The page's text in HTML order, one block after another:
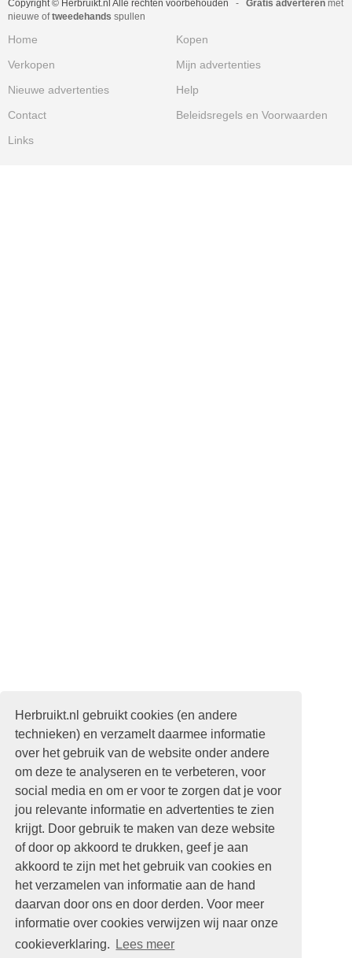
Herbruikt.nl gebruikt cookies (en andere
technieken) en verzamelt daarmee informatie
over het gebruik van de website onder andere
om deze te analyseren en te verbeteren, voor
social media en om er voor te zorgen dat je voor
jou relevante informatie en advertenties te zien
krijgt. Door gebruik te maken van deze website
of door op akkoord te drukken, geef je aan
akkoord te zijn met het gebruik van cookies en
het verzamelen van informatie aan de hand
daarvan door ons en door derden. Voor meer
informatie over cookies verwijzen wij naar onze
cookieverklaring.
Lees meer
Copyright © Herbruikt.nl Alle rechten voorbehouden - Gratis adverteren met
nieuwe oftweedehands spullen
Home
Kopen
Verkopen
Mijn advertenties
Nieuwe advertenties
Help
Contact
Beleidsregels en Voorwaarden
Links